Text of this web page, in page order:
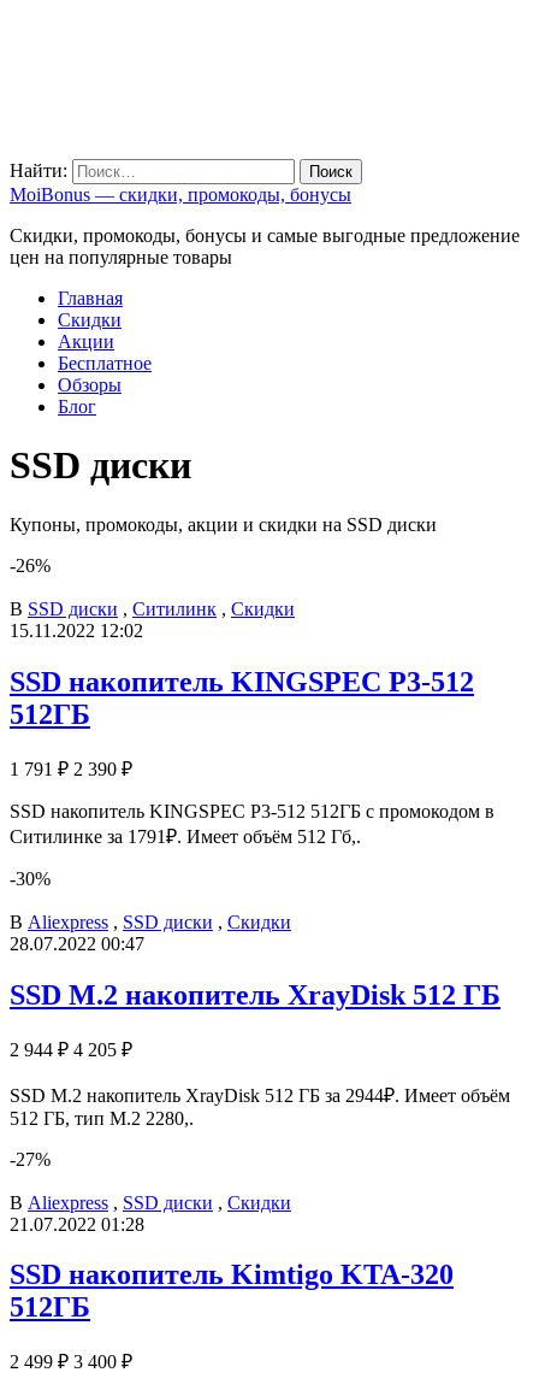
Найти:
MoiBonus — скидки, промокоды, бонусы
Скидки, промокоды, бонусы и самые выгодные предложение
цен на популярные товары
Главная
Скидки
Акции
Бесплатное
Обзоры
Блог
SSD диски
Купоны, промокоды, акции и скидки на SSD диски
-26%
В SSD диски , Ситилинк , Скидки
15.11.2022 12:02
SSD накопитель KINGSPEC P3-512
512ГБ
1 791 ₽ 2 390 ₽
SSD накопитель KINGSPEC P3-512 512ГБ с промокодом в
Ситилинке за 1791₽. Имеет объём 512 Гб,.
-30%
В Aliexpress , SSD диски , Скидки
28.07.2022 00:47
SSD M.2 накопитель XrayDisk 512 ГБ
2 944 ₽ 4 205 ₽
SSD M.2 накопитель XrayDisk 512 ГБ за 2944₽. Имеет объём
512 ГБ, тип M.2 2280,.
-27%
В Aliexpress , SSD диски , Скидки
21.07.2022 01:28
SSD накопитель Kimtigo KTA-320
512ГБ
2 499 ₽ 3 400 ₽